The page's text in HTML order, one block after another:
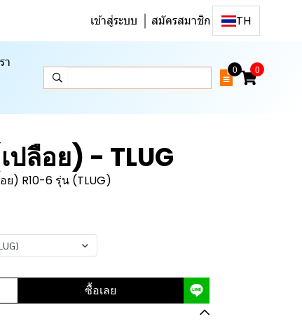
เข้าสู่ระบบ สมัครสมาชิก TH
า
0 0
ลือย) - TLUG
ย) R10-6 รุ่น (TLUG)
ซื้อเลย